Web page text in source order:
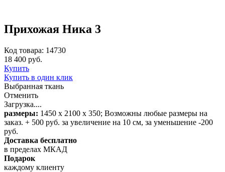
Прихожая Ника 3
Код товара: 14730
18 400 руб.
Купить
Купить в один клик
Выбранная ткань
Отменить
Загрузка....
размеры: 1450 х 2100 х 350; Возможны любые размеры на
заказ. + 500 руб. за увеличение на 10 см, за уменьшение -200
руб.
Доставка бесплатно
в пределах МКАД
Подарок
каждому клиенту